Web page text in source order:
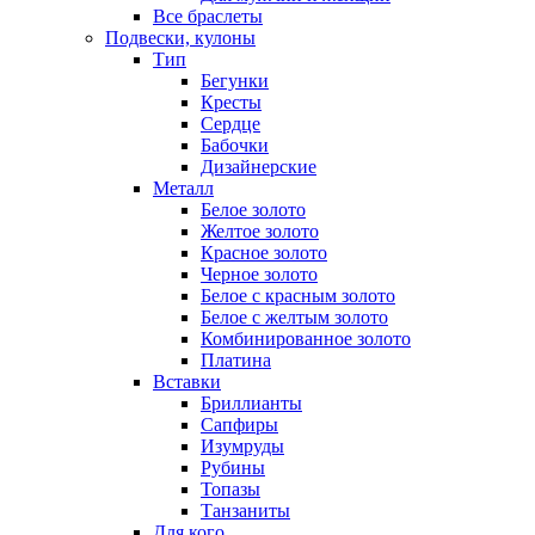
Все браслеты
Подвески, кулоны
Тип
Бегунки
Кресты
Сердце
Бабочки
Дизайнерские
Металл
Белое золото
Желтое золото
Красное золото
Черное золото
Белое с красным золото
Белое с желтым золото
Комбинированное золото
Платина
Вставки
Бриллианты
Сапфиры
Изумруды
Рубины
Топазы
Танзаниты